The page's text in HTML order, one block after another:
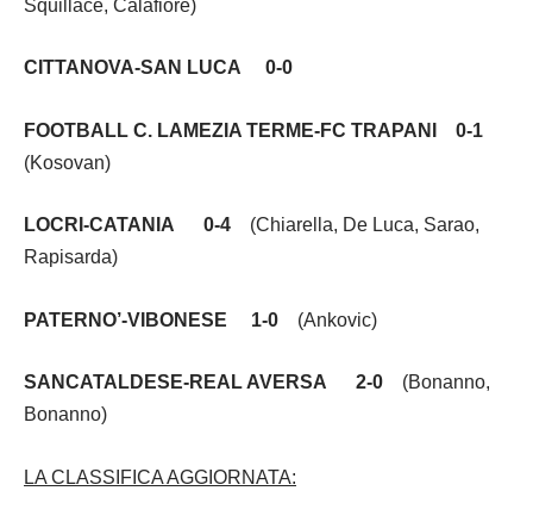
Squillace, Calafiore)
CITTANOVA-SAN LUCA 0-0
FOOTBALL C. LAMEZIA TERME-FC TRAPANI 0-1
(Kosovan)
LOCRI-CATANIA 0-4 (Chiarella, De Luca, Sarao,
Rapisarda)
PATERNO’-VIBONESE 1-0 (Ankovic)
SANCATALDESE-REAL AVERSA 2-0
(Bonanno,
Bonanno)
LA CLASSIFICA AGGIORNATA: